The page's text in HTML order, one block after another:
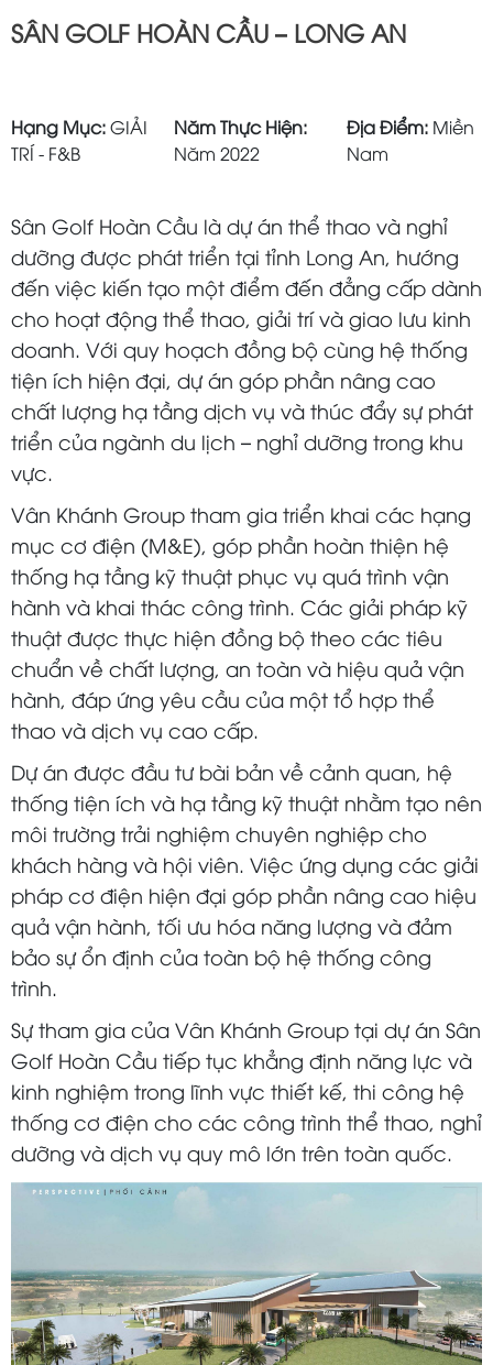
SÂN GOLF HOÀN CẦU – LONG AN
Hạng Mục: GIẢI
TRÍ - F&B
Năm Thực Hiện:
Năm 2022
Địa Điểm: Miền
Nam
Sân Golf Hoàn Cầu là dự án thể thao và nghỉ
dưỡng được phát triển tại tỉnh Long An, hướng
đến việc kiến tạo một điểm đến đẳng cấp dành
cho hoạt động thể thao, giải trí và giao lưu kinh
doanh. Với quy hoạch đồng bộ cùng hệ thống
tiện ích hiện đại, dự án góp phần nâng cao
chất lượng hạ tầng dịch vụ và thúc đẩy sự phát
triển của ngành du lịch – nghỉ dưỡng trong khu
vực.
Vân Khánh Group tham gia triển khai các hạng
mục cơ điện (M&E), góp phần hoàn thiện hệ
thống hạ tầng kỹ thuật phục vụ quá trình vận
hành và khai thác công trình. Các giải pháp kỹ
thuật được thực hiện đồng bộ theo các tiêu
chuẩn về chất lượng, an toàn và hiệu quả vận
hành, đáp ứng yêu cầu của một tổ hợp thể
thao và dịch vụ cao cấp.
Dự án được đầu tư bài bản về cảnh quan, hệ
thống tiện ích và hạ tầng kỹ thuật nhằm tạo nên
môi trường trải nghiệm chuyên nghiệp cho
khách hàng và hội viên. Việc ứng dụng các giải
pháp cơ điện hiện đại góp phần nâng cao hiệu
quả vận hành, tối ưu hóa năng lượng và đảm
bảo sự ổn định của toàn bộ hệ thống công
trình.
Sự tham gia của Vân Khánh Group tại dự án Sân
Golf Hoàn Cầu tiếp tục khẳng định năng lực và
kinh nghiệm trong lĩnh vực thiết kế, thi công hệ
thống cơ điện cho các công trình thể thao, nghỉ
dưỡng và dịch vụ quy mô lớn trên toàn quốc.